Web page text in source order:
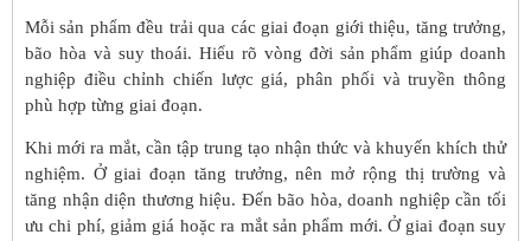
Mỗi sản phẩm đều trải qua các giai đoạn giới thiệu, tăng trưởng,
bão hòa và suy thoái. Hiểu rõ vòng đời sản phẩm giúp doanh
nghiệp điều chỉnh chiến lược giá, phân phối và truyền thông
phù hợp từng giai đoạn.
Khi mới ra mắt, cần tập trung tạo nhận thức và khuyến khích thử
nghiệm. Ở giai đoạn tăng trưởng, nên mở rộng thị trường và
tăng nhận diện thương hiệu. Đến bão hòa, doanh nghiệp cần tối
ưu chi phí, giảm giá hoặc ra mắt sản phẩm mới. Ở giai đoạn suy